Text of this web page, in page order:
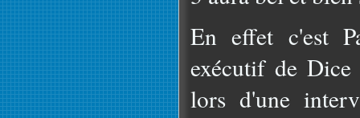
En effet c'est
exécutif de
lors d'une